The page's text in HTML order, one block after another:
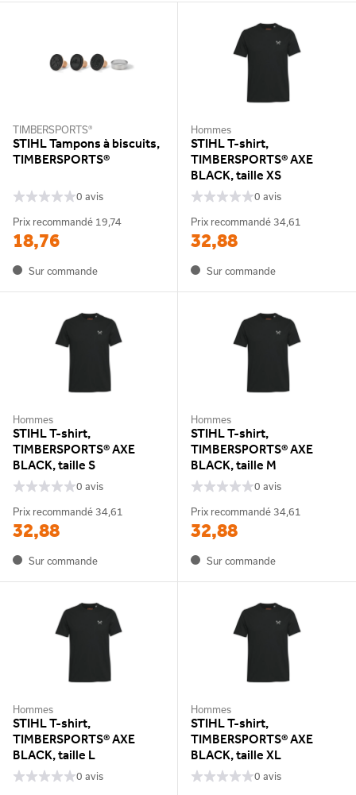
TIMBERSPORTS®
STIHL Tampons à biscuits,
TIMBERSPORTS®
0 avis
Prix recommandé 19,74
18,76
Sur commande
Hommes
STIHL T-shirt,
TIMBERSPORTS® AXE
BLACK, taille XS
0 avis
Prix recommandé 34,61
32,88
Sur commande
Hommes
STIHL T-shirt,
TIMBERSPORTS® AXE
BLACK, taille S
0 avis
Prix recommandé 34,61
32,88
Sur commande
Hommes
STIHL T-shirt,
TIMBERSPORTS® AXE
BLACK, taille M
0 avis
Prix recommandé 34,61
32,88
Sur commande
Hommes
STIHL T-shirt,
TIMBERSPORTS® AXE
BLACK, taille L
0 avis
Hommes
STIHL T-shirt,
TIMBERSPORTS® AXE
BLACK, taille XL
0 avis